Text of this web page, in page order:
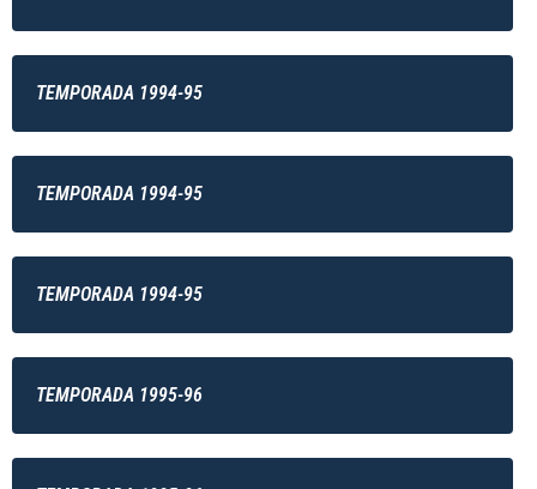
TEMPORADA 1994-95
TEMPORADA 1994-95
TEMPORADA 1994-95
TEMPORADA 1995-96